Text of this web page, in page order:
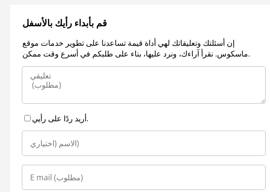
قم بأبداء رأيك بالأسفل
إن أسئلتك وتعليقاتك لهي أداة قيمة تساعدنا على تطوير خدمات موقع
ماسكوس. نقرأ آراءك، ونرد عليها، بناء على طلبكم في أسرع وقت ممكن.
أريد ردًا على رأيي.